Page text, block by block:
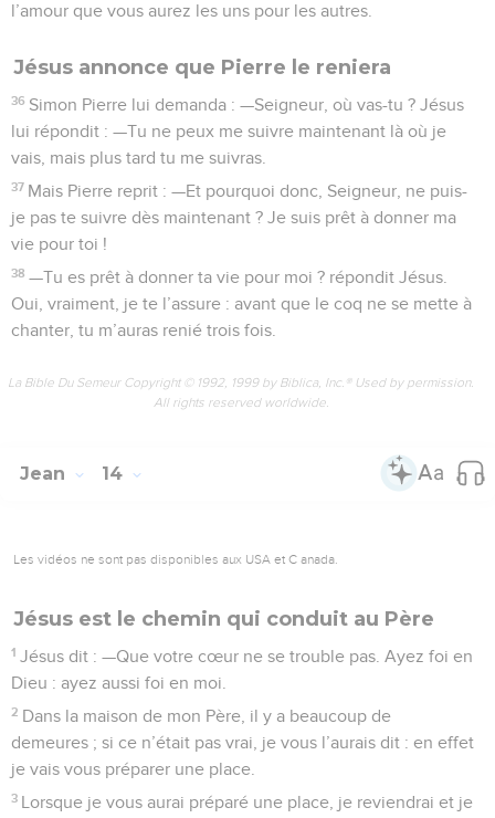
l’amour que vous aurez les uns pour les autres.
Jésus annonce que Pierre le reniera
36 Simon Pierre lui demanda : —Seigneur, où vas-tu ? Jésus
lui répondit : —Tu ne peux me suivre maintenant là où je
vais, mais plus tard tu me suivras.
37 Mais Pierre reprit : —Et pourquoi donc, Seigneur, ne puis-
je pas te suivre dès maintenant ? Je suis prêt à donner ma
vie pour toi !
38 —Tu es prêt à donner ta vie pour moi ? répondit Jésus.
Oui, vraiment, je te l’assure : avant que le coq ne se mette à
chanter, tu m’auras renié trois fois.
La Bible Du Semeur Copyright © 1992, 1999 by Biblica, Inc.® Used by permission.
All rights reserved worldwide.
Jean 14
Les vidéos ne sont pas disponibles aux USA et C anada.
Jésus est le chemin qui conduit au Père
1 Jésus dit : —Que votre cœur ne se trouble pas. Ayez foi en
Dieu : ayez aussi foi en moi.
2 Dans la maison de mon Père, il y a beaucoup de
demeures ; si ce n’était pas vrai, je vous l’aurais dit : en effet
je vais vous préparer une place.
3 Lorsque je vous aurai préparé une place, je reviendrai et je